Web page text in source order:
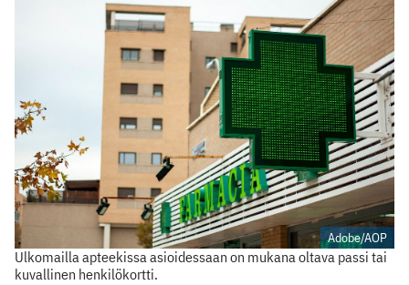
Adobe/AOP
Ulkomailla apteekissa asioidessaan on mukana oltava passi tai
kuvallinen henkilökortti.